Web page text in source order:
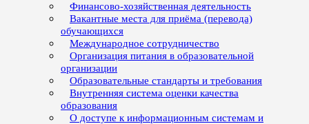
Финансово-хозяйственная деятельность
Вакантные места для приёма (перевода)
обучающихся
Международное сотрудничество
Организация питания в образовательной
организации
Образовательные стандарты и требования
Внутренняя система оценки качества
образования
О доступе к информационным системам и